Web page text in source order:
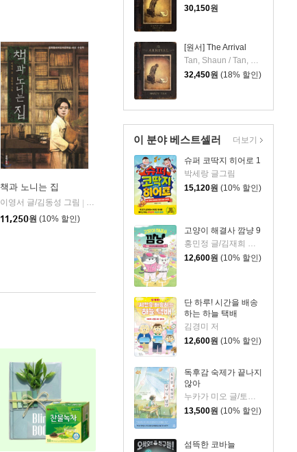
30,150원
[원서] The Arrival
Tan, Shaun / Tan, Shaun
32,450원 (18% 할인)
이 분야 베스트셀러
슈퍼 코딱지 히어로 1
박세랑 글그림
15,120원 (10% 할인)
고양이 해결사 깜냥 9
12,600원 (10% 할인)
단 하루! 시간을 배송
하는 하늘 택배
김경미 저
12,600원 (10% 할인)
독후감 숙제가 끝나지
않아
누카가 미오 글/토티 그림/김지영 역
13,500원 (10% 할인)
섬뜩한 코바늘
더보기
책과 노니는 집
이영서 글/김동성 그림
문학동네
11,250원 (10% 할인)